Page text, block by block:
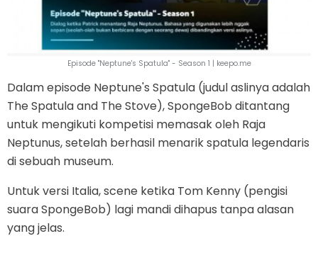
Episode "Neptune's Spatula" - Season 1 | keepo.me
Dalam episode Neptune's Spatula (judul aslinya adalah
The Spatula and The Stove), SpongeBob ditantang
untuk mengikuti kompetisi memasak oleh Raja
Neptunus, setelah berhasil menarik spatula legendaris
di sebuah museum.
Untuk versi Italia, scene ketika Tom Kenny (pengisi
suara SpongeBob) lagi mandi dihapus tanpa alasan
yang jelas.